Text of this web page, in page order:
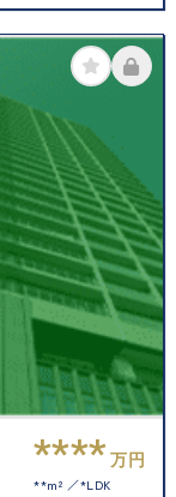
**** 万円
**m² *LDK